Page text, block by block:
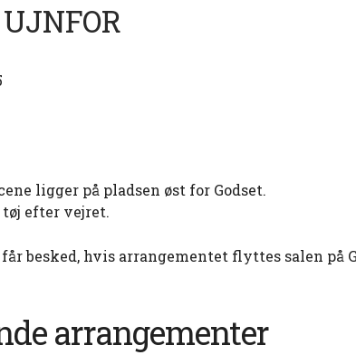
ligger på pladsen øst for Godset.
efter vejret.
besked, hvis arrangementet flyttes salen på
arrangementer